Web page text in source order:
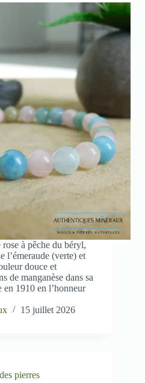
à pêche du béryl,
l’émeraude (verte) et
douce et
de manganèse dans sa
en 1910 en l’honneur
15 juillet 2026
pierres